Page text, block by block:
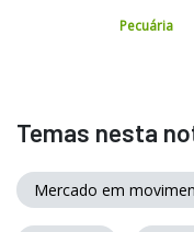
Pecuária
Temas nesta
Mercado em